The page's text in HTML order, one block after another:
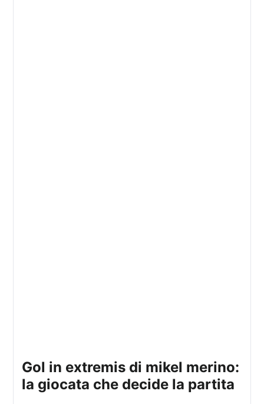
gol in extremis di mikel merino:
la giocata che decide la partita